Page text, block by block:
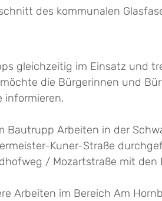
des kommunalen
gleichzeitig im Einsatz und
die Bürgerinnen und
informieren.
Bautrupp Arbeiten in der
Kuner-Straße
/ Mozartstraße mit den
Arbeiten im Bereich Am